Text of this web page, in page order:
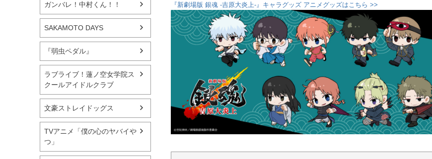
ガンバレ！中村くん！！
SAKAMOTO DAYS
『弱虫ペダル』
ラブライブ！蓮ノ空女学院ス
クールアイドルクラブ
文豪ストレイドッグス
TVアニメ「僕の心のヤバイや
つ」
『新劇場版 銀魂 -吉原大炎上-』キャラグッズ アニメグッズはこちら >>